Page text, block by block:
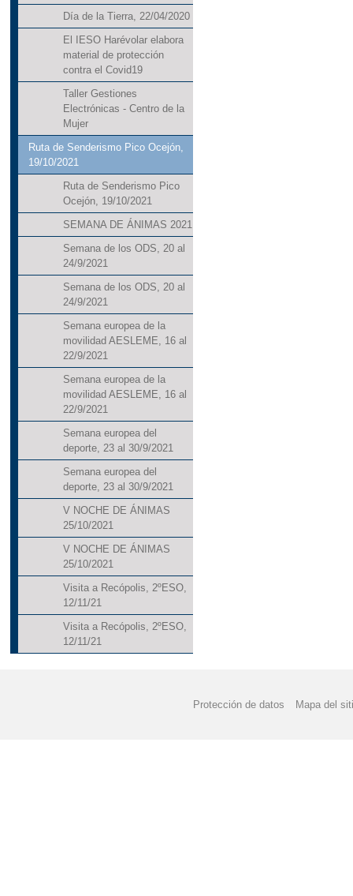
Día de la Tierra, 22/04/2020
El IESO Harévolar elabora
material de protección
contra el Covid19
Taller Gestiones
Electrónicas - Centro de la
Mujer
Ruta de Senderismo Pico Ocejón,
19/10/2021
Ruta de Senderismo Pico
Ocejón, 19/10/2021
SEMANA DE ÁNIMAS 2021
Semana de los ODS, 20 al
24/9/2021
Semana de los ODS, 20 al
24/9/2021
Semana europea de la
movilidad AESLEME, 16 al
22/9/2021
Semana europea de la
movilidad AESLEME, 16 al
22/9/2021
Semana europea del
deporte, 23 al 30/9/2021
Semana europea del
deporte, 23 al 30/9/2021
V NOCHE DE ÁNIMAS
25/10/2021
V NOCHE DE ÁNIMAS
25/10/2021
Visita a Recópolis, 2ºESO,
12/11/21
Visita a Recópolis, 2ºESO,
12/11/21
Protección de datos Mapa del